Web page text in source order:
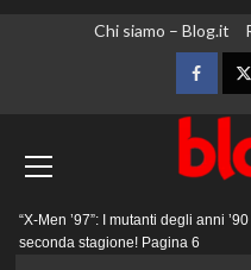
Chi siamo – Blog.it
principale
“X-Men ’97”: I mutanti degli anni
seconda stagione! Pagina 6